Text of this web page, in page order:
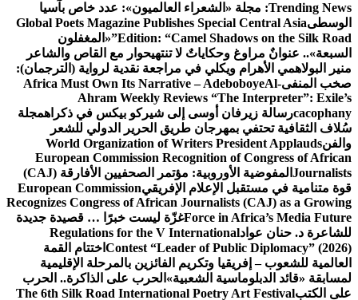
Trending News: مجلة «الشعراء العالميون»: عدد خاص بآسيا
الوسطىGlobal Poets Magazine Publishes Special Central Asia
Edition: “Camel Shadows on the Silk Road” «المغفلون
السبعة».. عنوانٌ مراوغ وحكاياتٌ لا تنتهيحوار مع القاص والشاعر
منير البولاهمي الأهرام ويكلي في مراجعة نقدية لرواية (الترجمان):
صخب المنفى
Africa Must Own Its Narrative – AdeboboyeAl-
Ahram Weekly Reviews “The Interpreter”: Exile’s
cacophanyرسالة زيرفان أوسى إلى شيركو بيكس في ذكراهمجلة
سُلاف الثقافية تحتفي بمهرجان طريق الحرير الدولي للشعر
والفنWorld Organization of Writers President Applauds
European Commission Recognition of Congress of African
Journalists
المفوضية الأوروبية: مؤتمر الصحفيين الأفارقة (CAJ)
قوة متنامية في مستقبل الإعلام الإفريقيEuropean Commission
Recognizes Congress of African Journalists (CAJ) as a Growing
Force in Africa’s Media Futureغزّة ليست خبرًا … قصيدة جديدة
للشاعرة د. حنان عوادRegulations for the V International
Contest “Leader of Public Diplomacy” (2026) اختتام القمة
العالمية للشعوب – إفريقيا وتكريم الفائزين بالمرحلة الإقليمية
لمسابقة «قائد الدبلوماسية الشعبية» الحرب على الذاكرة.. الحرب
على الكتبThe 6th Silk Road International Poetry Art Festival